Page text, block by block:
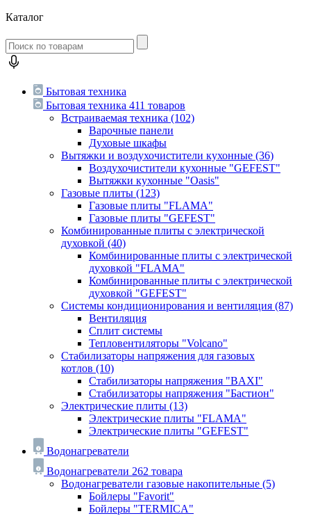
Каталог
Бытовая техника
Бытовая техника 411 товаров
Встраиваемая техника (102)
Варочные панели
Духовые шкафы
Вытяжки и воздухочистители кухонные (36)
Воздухочистители кухонные "GEFEST"
Вытяжки кухонные "Oasis"
Газовые плиты (123)
Газовые плиты "FLAMA"
Газовые плиты "GEFEST"
Комбинированные плиты с электрической
духовкой (40)
Комбинированные плиты с электрической
духовкой "FLAMA"
Комбинированные плиты с электрической
духовкой "GEFEST"
Системы кондиционирования и вентиляция (87)
Вентиляция
Сплит системы
Тепловентиляторы "Volcano"
Стабилизаторы напряжения для газовых
котлов (10)
Стабилизаторы напряжения "BAXI"
Стабилизаторы напряжения "Бастион"
Электрические плиты (13)
Электрические плиты "FLAMA"
Электрические плиты "GEFEST"
Водонагреватели
Водонагреватели 262 товара
Водонагреватели газовые накопительные (5)
Бойлеры "Favorit"
Бойлеры "TERMICA"